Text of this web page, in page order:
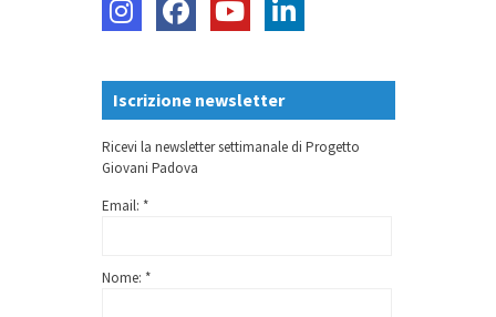
Iscrizione newsletter
Ricevi la newsletter settimanale di Progetto
Giovani Padova
Email: *
Nome: *